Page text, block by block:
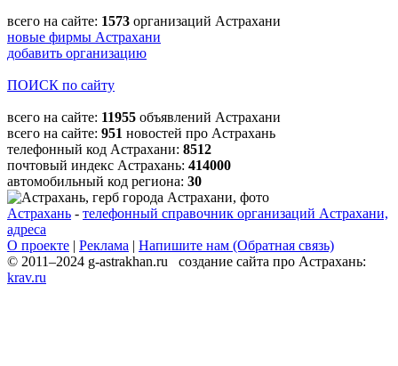
всего на сайте: 1573 организаций Астрахани
новые фирмы Астрахани
добавить организацию
ПОИСК по сайту
всего на сайте: 11955 объявлений Астрахани
всего на сайте: 951 новостей про Астрахань
телефонный код Астрахани: 8512
почтовый индекс Астрахань: 414000
автомобильный код региона: 30
Астрахань - телефонный справочник организаций Астрахани,
адреса
О проекте | Реклама | Напишите нам (Обратная связь)
© 2011–2024 g-astrakhan.ru создание сайта про Астрахань:
krav.ru